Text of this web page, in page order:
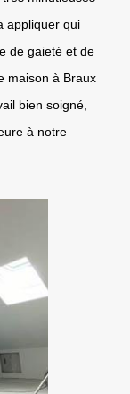
appliquer qui
de gaieté et de
maison à Braux
bien soigné,
à notre